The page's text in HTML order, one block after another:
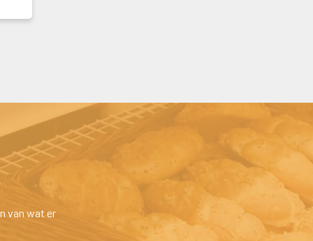
van wat er